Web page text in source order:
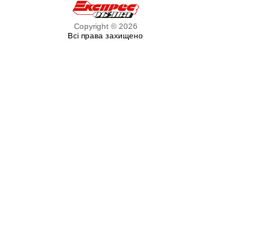
Copyright © 2026
Всі права захищено